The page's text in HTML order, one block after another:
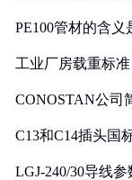
PE100管材的含义
工业厂房载重标
CONOSTAN公司
C13和C14插头国
LGJ-240/30导线